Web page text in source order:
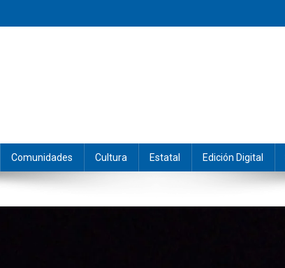
Comunidades Cultura Estatal Edición Digital